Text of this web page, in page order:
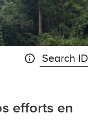
efforts en
info
Search ID Tracking